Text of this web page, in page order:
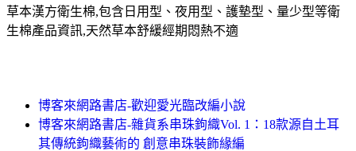
草本漢方衛生棉,包含日用型、夜用型、護墊型、量少型等衛
生棉產品資訊,天然草本舒緩經期悶熱不適
博客來網路書店-歡迎愛光臨改編小說
博客來網路書店-雜貨系串珠鉤織Vol. 1：18款源自土耳
其傳統鉤織藝術的 創意串珠裝飾緣編